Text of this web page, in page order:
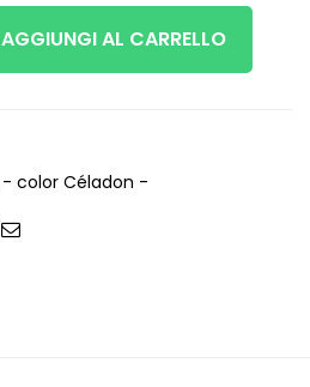
AGGIUNGI AL CARRELLO
color Céladon -